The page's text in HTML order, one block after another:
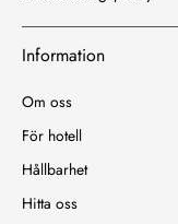
Information
Om oss
För hotell
Hållbarhet
Hitta oss